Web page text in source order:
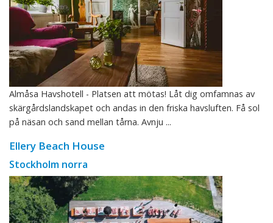
Almåsa Havshotell - Platsen att mötas! Låt dig omfamnas av
skärgårdslandskapet och andas in den friska havsluften. Få sol
på näsan och sand mellan tårna. Avnju ...
Ellery Beach House
Stockholm norra